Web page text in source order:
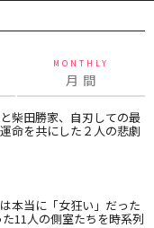
MONTHLY
月 間
柴田勝家、自刃しての最
命を共にした２人の悲劇
本当に「女狂い」だった
11人の側室たちを時系列